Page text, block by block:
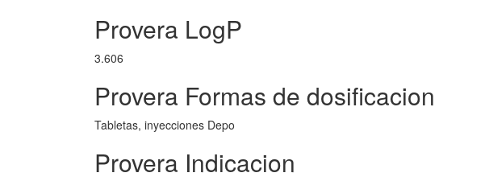
Provera LogP
3.606
Provera Formas de dosificacion
Tabletas, inyecciones Depo
Provera Indicacion